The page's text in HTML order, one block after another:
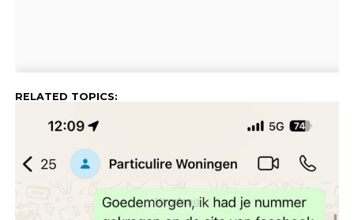
RELATED TOPICS: